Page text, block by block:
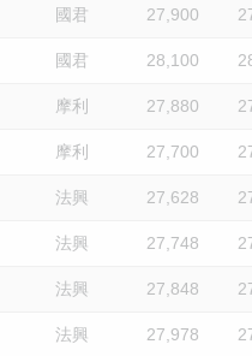
國君 27,900
國君 28,100
摩利 27,880
摩利 27,700
法興 27,628
法興 27,748
法興 27,848
法興 27,978